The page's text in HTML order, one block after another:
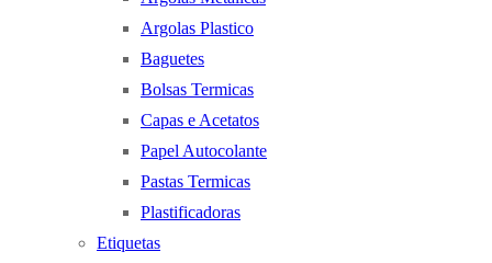
Argolas Plastico
Baguetes
Bolsas Termicas
Capas e Acetatos
Papel Autocolante
Pastas Termicas
Plastificadoras
Etiquetas